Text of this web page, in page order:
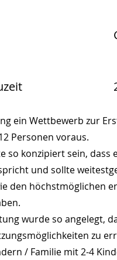
ein Wettbewerb zur
Personen voraus.
so konzipiert sein,
und sollte
den höchstmöglichen
wurde so angelegt,
zu
/ Familie mit 2-4